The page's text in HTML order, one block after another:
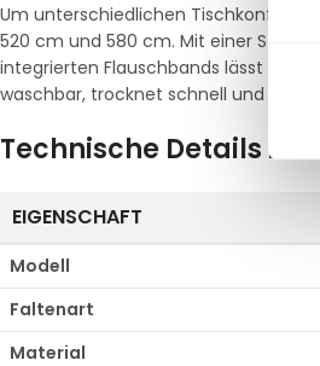
Um unterschiedlichen
520 cm und 580 cm. Mit einer
integrierten Flauschbands lässt sich
waschbar, trocknet schnell und
Technische Details im
EIGENSCHAFT
Modell
Faltenart
Material